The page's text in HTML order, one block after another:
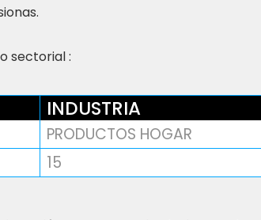
sectorial :
INDUSTRIA
PRODUCTOS HOGAR
15